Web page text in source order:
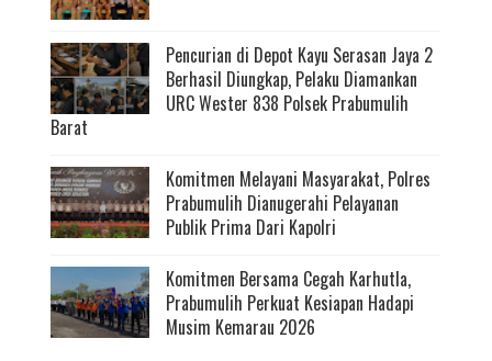
Pencurian di Depot Kayu Serasan Jaya 2
Berhasil Diungkap, Pelaku Diamankan
URC Wester 838 Polsek Prabumulih
Barat
Komitmen Melayani Masyarakat, Polres
Prabumulih Dianugerahi Pelayanan
Publik Prima Dari Kapolri
Komitmen Bersama Cegah Karhutla,
Prabumulih Perkuat Kesiapan Hadapi
Musim Kemarau 2026